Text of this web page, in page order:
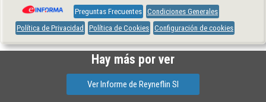
Preguntas Frecuentes Condiciones Generales
Política de Privacidad
Política de Cookies Configuración de cookies
Hay más por ver
Ver Informe de Reyneflin Sl